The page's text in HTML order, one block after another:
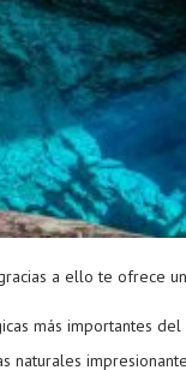
a ello te ofrece
más importantes del
naturales